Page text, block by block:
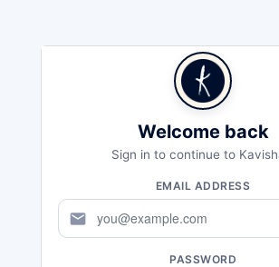
Welcome back
Sign in to continue to
EMAIL ADDRESS
mail
PASSWORD